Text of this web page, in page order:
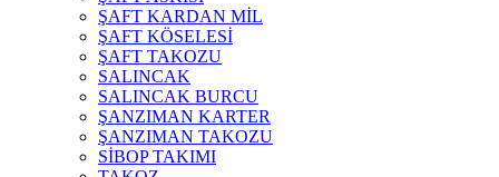
ŞAFT KARDAN MİL
ŞAFT KÖSELESİ
ŞAFT TAKOZU
SALINCAK
SALINCAK BURCU
ŞANZIMAN KARTER
ŞANZIMAN TAKOZU
SİBOP TAKIMI